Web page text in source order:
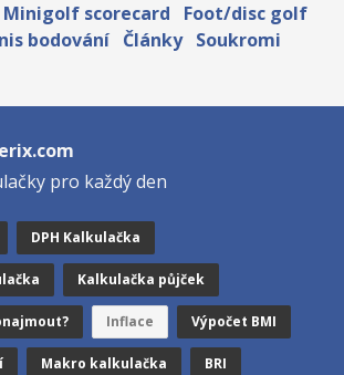
Minigolf scorecard
Foot/disc golf
bodování Články Soukromi
pro každý den
DPH Kalkulačka
Kalkulačka půjček
Inflace Výpočet BMI
Makro kalkulačka BRI